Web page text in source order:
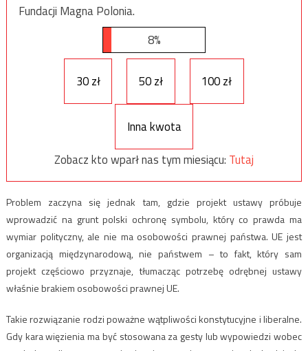
Fundacji Magna Polonia.
8%
30 zł 50 zł 100 zł
Inna kwota
Zobacz kto wparł nas tym miesiącu: Tutaj
Problem zaczyna się jednak tam, gdzie projekt ustawy próbuje
wprowadzić na grunt polski ochronę symbolu, który co prawda ma
wymiar polityczny, ale nie ma osobowości prawnej państwa. UE jest
organizacją międzynarodową, nie państwem – to fakt, który sam
projekt częściowo przyznaje, tłumacząc potrzebę odrębnej ustawy
właśnie brakiem osobowości prawnej UE.
Takie rozwiązanie rodzi poważne wątpliwości konstytucyjne i liberalne.
Gdy kara więzienia ma być stosowana za gesty lub wypowiedzi wobec